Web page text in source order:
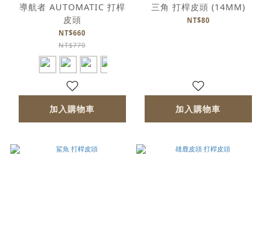
導航者 AUTOMATIC 打桿
皮頭
NT$660
NT$770
加入購物車
三角 打桿皮頭 (14MM)
NT$80
加入購物車